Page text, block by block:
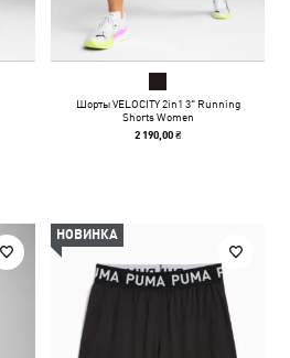
Шорты VELOCITY 2in1 3" Running
Shorts Women
2 190,00 ₴
НОВИНКА